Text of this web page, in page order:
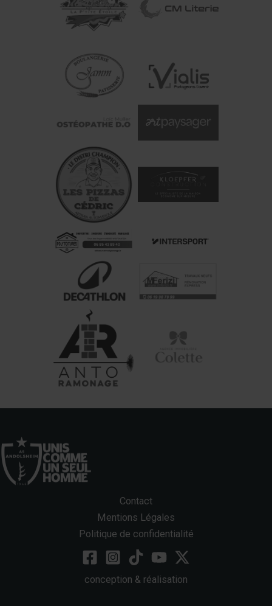
Contact
Mentions Légales
Politique de confidentialité
conception & réalisation